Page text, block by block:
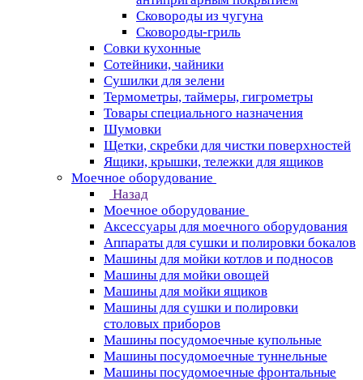
Сковороды из чугуна
Сковороды-гриль
Совки кухонные
Сотейники, чайники
Сушилки для зелени
Термометры, таймеры, гигрометры
Товары специального назначения
Шумовки
Щетки, скребки для чистки поверхностей
Ящики, крышки, тележки для ящиков
Моечное оборудование
Назад
Моечное оборудование
Аксессуары для моечного оборудования
Аппараты для сушки и полировки бокалов
Машины для мойки котлов и подносов
Машины для мойки овощей
Машины для мойки ящиков
Машины для сушки и полировки
столовых приборов
Машины посудомоечные купольные
Машины посудомоечные туннельные
Машины посудомоечные фронтальные